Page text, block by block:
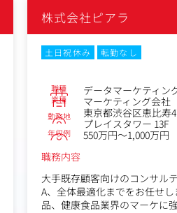
株式会社ピアラ
土日祝休み 転勤なし
職種 データマーケティン
業種 マーケティング会社
勤務地
東京都渋谷区恵比寿
プレイスタワー 13F
年収例
550万円～1,000万円
職務内容
大手既存顧客向けのコンサル
A、全体最適化までをお任せ
品、健康食品業界のマーケに